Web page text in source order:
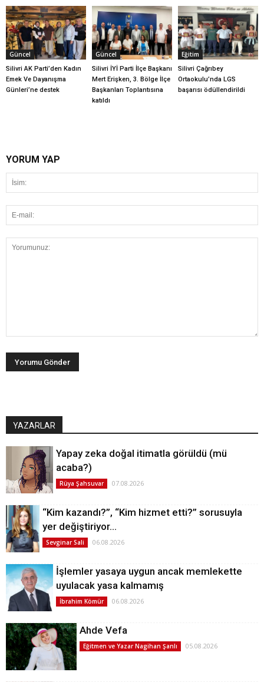
Güncel
Silivri AK Parti’den Kadın
Emek Ve Dayanışma
Günleri’ne destek
Güncel
Silivri İYİ Parti İlçe Başkanı
Mert Erişken, 3. Bölge İlçe
Başkanları Toplantısına
katıldı
Eğitim
Silivri Çağrıbey
Ortaokulu’nda LGS
başarısı ödüllendirildi
YORUM YAP
YAZARLAR
Yapay zeka doğal itimatla görüldü (mü
acaba?)
Rüya Şahsuvar 07.08.2026
“Kim kazandı?”, “Kim hizmet etti?” sorusuyla
yer değiştiriyor…
Sevginar Sali 06.08.2026
İşlemler yasaya uygun ancak memlekette
uyulacak yasa kalmamış
İbrahim Kömür 06.08.2026
Ahde Vefa
Eğitmen ve Yazar Nagihan Şanlı 05.08.2026